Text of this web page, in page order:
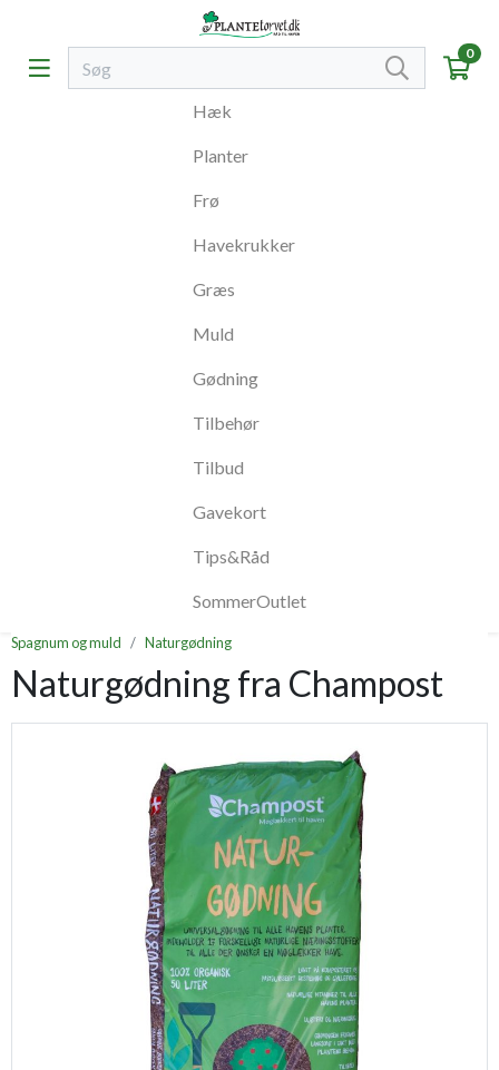
0
Hæk
Planter
Frø
Havekrukker
Græs
Muld
Gødning
Tilbehør
Tilbud
Gavekort
Tips&Råd
SommerOutlet
Spagnum og muld Naturgødning
Naturgødning fra Champost